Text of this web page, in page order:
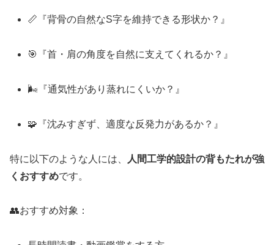
📏『背骨の自然なS字を維持できる形状か？』
🎯『首・肩の角度を自然に支えてくれるか？』
🌬『通気性があり蒸れにくいか？』
🧩『沈みすぎず、適度な反発力があるか？』
特に以下のような人には、
人間工学的設計の背もたれが強
くおすすめです。
👥おすすめ対象：